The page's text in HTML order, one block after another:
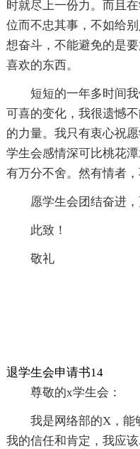
时就尽上一份力。而且
位而不忠其事，不如给
想奋斗，不能避免的是
喜欢的东西。
短短的一年多时间
可喜的变化，我很遗憾
的力量。我只有衷心祝
学生会感情深可比桃花
有万分不舍。然有情者
愿学生会团结奋进，
此致！
敬礼
退学生会申请书14
尊敬的x学生会：
我是网络部的X，能
我的信任和肯定，我应